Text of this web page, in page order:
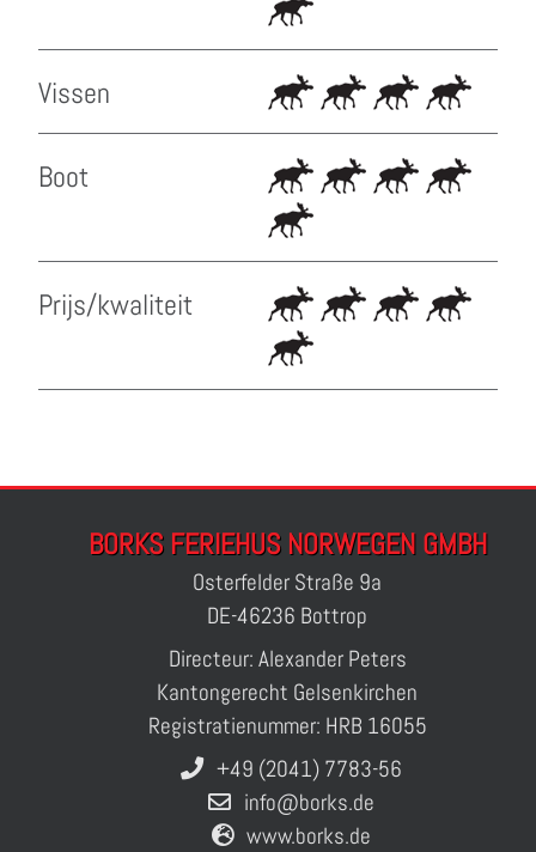
Vissen
Boot
Prijs/kwaliteit
BORKS FERIEHUS NORWEGEN GMBH
Osterfelder Straße 9a
DE-46236 Bottrop
Directeur: Alexander Peters
Kantongerecht Gelsenkirchen
Registratienummer: HRB 16055
+49 (2041) 7783-56
info@borks.de
www.borks.de